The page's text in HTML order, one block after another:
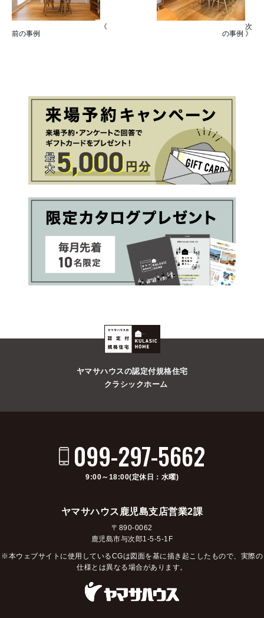
《
前の事例
次
の事例 》
ヤマサハウスの認定付規格住宅
クラシックホーム
ヤマサハウス鹿児島支店営業2課
〒890-0062
鹿児島市与次郎1-5-5-1F
099-297-5662
9:00～18:00(定休日：水曜)
※本ウェブサイトに使用しているCGは図面を基に描き起こしたもので、実際の
仕様とは異なる場合があります。